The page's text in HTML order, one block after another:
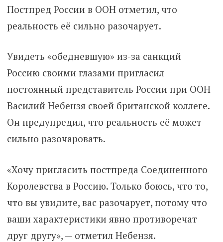
Постпред России в ООН отметил, что
реальность её сильно разочарует.
Увидеть «обедневшую» из-за санкций
Россию своими глазами пригласил
постоянный представитель России при ООН
Василий Небензя своей британской коллеге.
Он предупредил, что реальность её может
сильно разочаровать.
«Хочу пригласить постпреда Соединенного
Королевства в Россию. Только боюсь, что то,
что вы увидите, вас разочарует, потому что
ваши характеристики явно противоречат
друг другу», — отметил Небензя.